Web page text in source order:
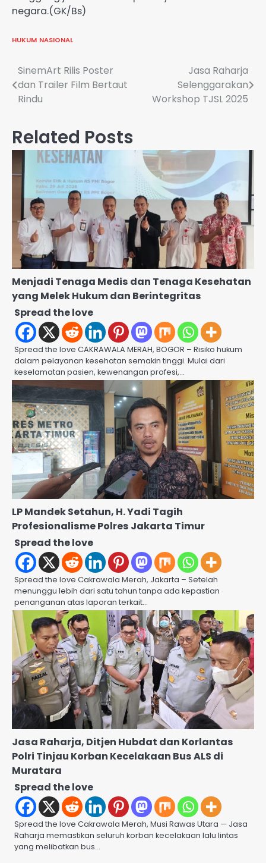
negara.(GK/Bs)
HUKUM NASIONAL
Navigasi
pos
SinemArt Rilis Poster
dan Trailer Film Bertaut
Rindu
Jasa Raharja
Selenggarakan
Workshop TJSL 2025
Related Posts
Menjadi Tenaga Medis dan Tenaga Kesehatan
yang Melek Hukum dan Berintegritas
Spread the love
Spread the love CAKRAWALA MERAH, BOGOR – Risiko hukum
dalam pelayanan kesehatan semakin tinggi. Mulai dari
keselamatan pasien, kewenangan profesi,…
LP Mandek Setahun, H. Yadi Tagih
Profesionalisme Polres Jakarta Timur
Spread the love
Spread the love Cakrawala Merah, Jakarta – Setelah
menunggu lebih dari satu tahun tanpa ada kepastian
penanganan atas laporan terkait…
Jasa Raharja, Ditjen Hubdat dan Korlantas
Polri Tinjau Korban Kecelakaan Bus ALS di
Muratara
Spread the love
Spread the love Cakrawala Merah, Musi Rawas Utara — Jasa
Raharja memastikan seluruh korban kecelakaan lalu lintas
yang melibatkan bus…